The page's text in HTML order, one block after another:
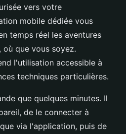
vers votre
mobile dédiée vous
temps réel les aventures
que vous soyez.
l'utilisation accessible à
techniques particulières.
que quelques minutes. Il
de le connecter à
via l'application, puis de